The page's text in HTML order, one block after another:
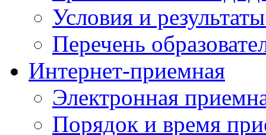
Условия и
Перечень
Интернет-приемная
Электронная
Порядок и время